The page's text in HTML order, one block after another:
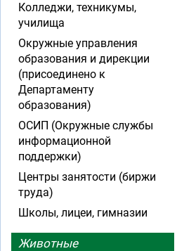
Колледжи, техникумы,
училища
Окружные управления
образования и дирекции
(присоединено к
Департаменту
образования)
ОСИП (Окружные службы
информационной
поддержки)
Центры занятости (биржи
труда)
Школы, лицеи, гимназии
Животные